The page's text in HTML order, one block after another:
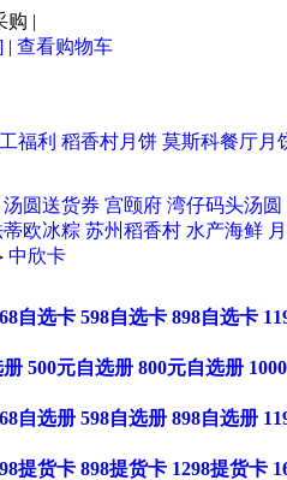
购 |
| 查看购物车
福利 稻香村月饼 莫斯科餐厅月
自选卡 598自选卡 898自选卡
册 500元自选册 800元自选册
自选册 598自选册 898自选册
提货卡 898提货卡 1298提货卡
汤圆送货券 宫颐府 湾仔码头汤圆
蒂欧冰粽 苏州稻香村 水产海鲜
中欣卡